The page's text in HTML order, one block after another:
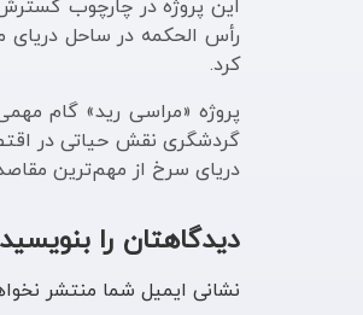
رأس الحکمه در ساحل دریای
کرد.
دریای سرخ از مهم‌ترین
دیدگاهتان را بنویسید
نشانی ایمیل شما منتشر